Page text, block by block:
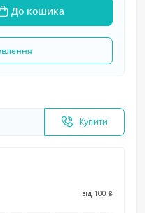
До кошика
Купити
від 100 ₴